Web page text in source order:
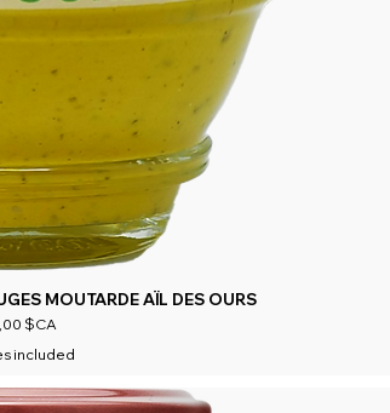
MOUTARDE AÏL DES OURS
$CA
included